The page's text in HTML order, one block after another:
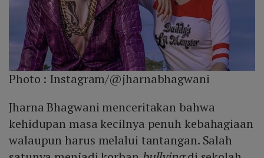
Photo : Instagram/@jharnabhagwani
Jharna Bhagwani menceritakan bahwa
kehidupan masa kecilnya penuh kebahagiaan
walaupun harus melalui tantangan. Salah